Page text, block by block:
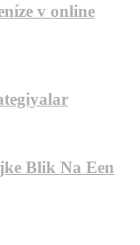
v online
Blik Na Een